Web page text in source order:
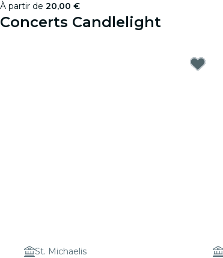
À partir de 20,00 €
Concerts Candlelight
St. Michaelis